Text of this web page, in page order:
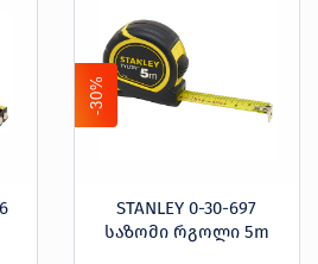
-30%
STANLEY 0-30-697
საზომი რგოლი 5m